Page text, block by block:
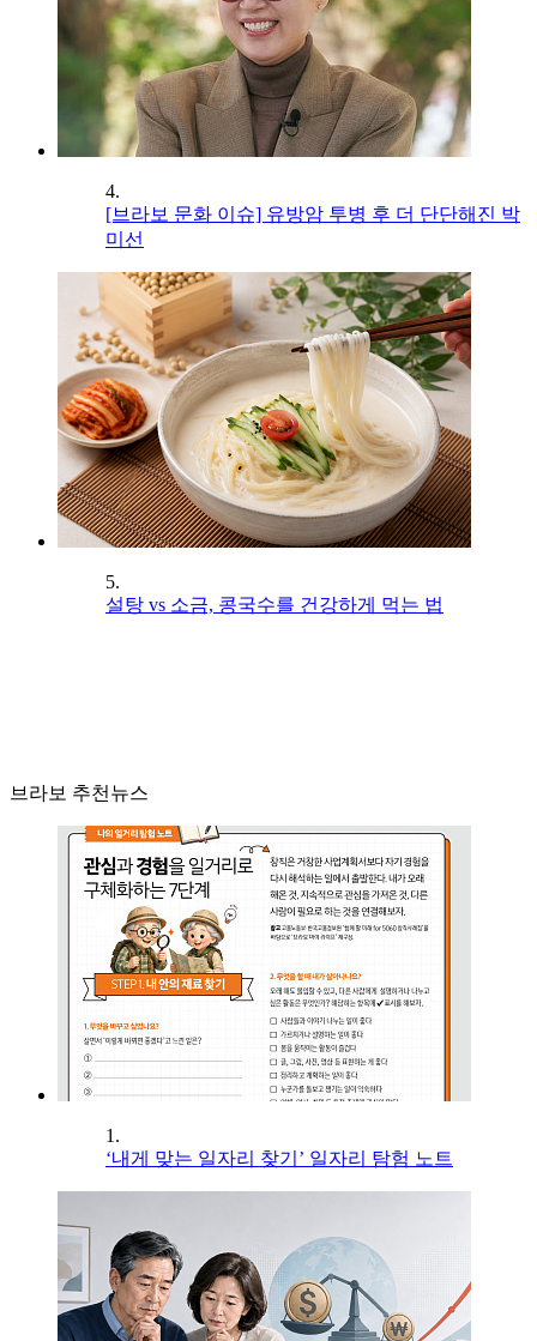
4.
[브라보 문화 이슈] 유방암 투병 후 더 단단해진 박
미선
5.
설탕 vs 소금, 콩국수를 건강하게 먹는 법
브라보 추천뉴스
1.
‘내게 맞는 일자리 찾기’ 일자리 탐험 노트